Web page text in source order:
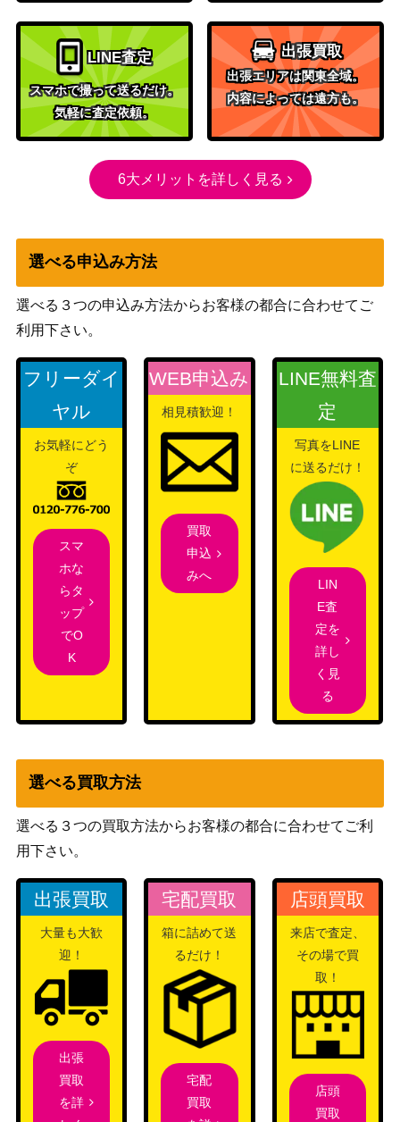
LINE査定
スマホで撮って送るだけ。
気軽に査定依頼。
出張買取
出張エリアは関東全域。
内容によっては遠方も。
6大メリットを詳しく見る
選べる申込み方法
選べる３つの申込み方法からお客様の都合に合わせてご
利用下さい。
フリーダイ
ヤル
お気軽にどう
ぞ
スマ
ホな
らタ
ップ
でO
K
WEB申込み
相見積歓迎！
買取
申込
みへ
LINE無料査
定
写真をLINE
に送るだけ！
LIN
E査
定を
詳し
く見
る
選べる買取方法
選べる３つの買取方法からお客様の都合に合わせてご利
用下さい。
出張買取
大量も大歓
迎！
出張
買取
を詳
宅配買取
箱に詰めて送
るだけ！
宅配
買取
店頭買取
来店で査定、
その場で買
取！
店頭
買取